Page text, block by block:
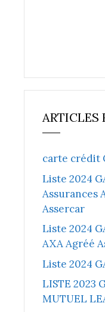
ARTICLES
carte crédit
Liste 2024
Assurances
Assercar
Liste 2024
AXA Agréé
Liste 2024
LISTE 2023
MUTUEL